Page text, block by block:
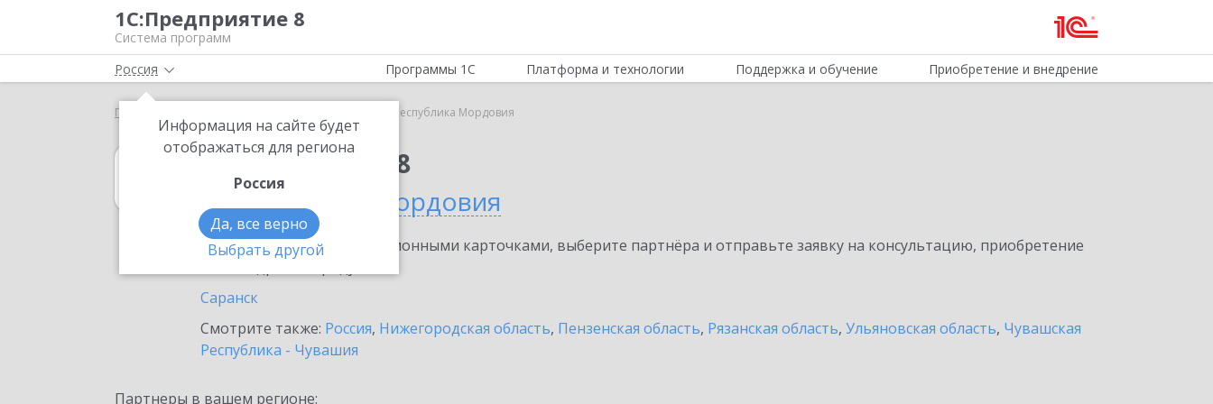
1С:Предприятие 8
Система программ
Россия
Информация на сайте будет
отображаться для региона
Россия
Да, все верно
Выбрать другой
Программы 1С Платформа и технологии Поддержка и обучение Приобретение и внедрение
Главная Республика Мордовия
1С:Упрощенка 8
в Республике Мордовия
Ознакомьтесь с информационными карточками, выберите партнёра и отправьте заявку на консультацию, приобретение
Саранск
Смотрите также: Россия, Нижегородская область, Пензенская область, Рязанская область, Ульяновская область, Чувашская
Республика - Чувашия
Партнеры в вашем регионе: